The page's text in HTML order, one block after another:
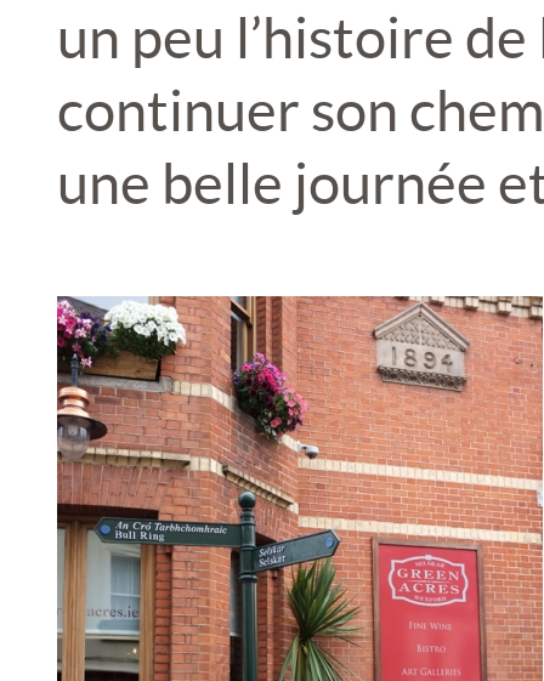
un peu l’histoire
continuer son
une belle journée